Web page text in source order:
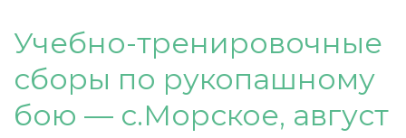
Учебно-тренировочные
сборы по рукопашному
бою — с.Морское, август